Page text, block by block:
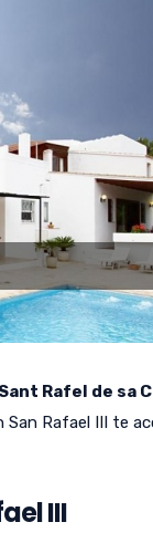
Sant Rafel de sa
Rafael III te
III